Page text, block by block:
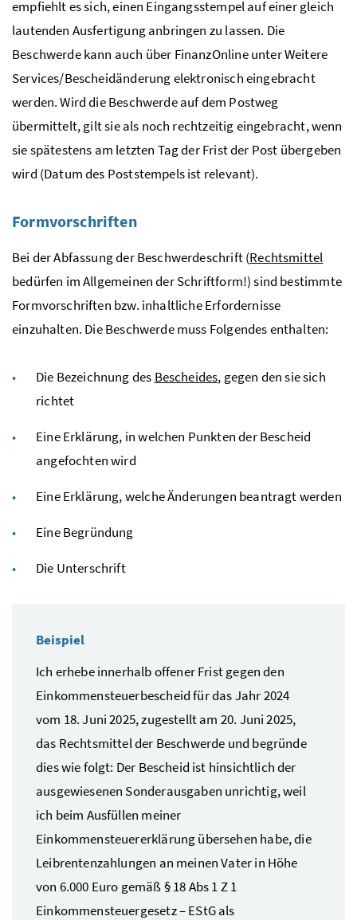
empfiehlt es sich, einen Eingangsstempel auf einer gleich
lautenden Ausfertigung anbringen zu lassen. Die
Beschwerde kann auch über FinanzOnline unter Weitere
Services/Bescheidänderung elektronisch eingebracht
werden. Wird die Beschwerde auf dem Postweg
übermittelt, gilt sie als noch rechtzeitig eingebracht, wenn
sie spätestens am letzten Tag der Frist der Post übergeben
wird (Datum des Poststempels ist relevant).
Formvorschriften
Bei der Abfassung der Beschwerdeschrift (Rechtsmittel
bedürfen im Allgemeinen der Schriftform!) sind bestimmte
Formvorschriften bzw. inhaltliche Erfordernisse
einzuhalten. Die Beschwerde muss Folgendes enthalten:
Die Bezeichnung des Bescheides, gegen den sie sich
richtet
Eine Erklärung, in welchen Punkten der Bescheid
angefochten wird
Eine Erklärung, welche Änderungen beantragt werden
Eine Begründung
Die Unterschrift
Beispiel
Ich erhebe innerhalb offener Frist gegen den
Einkommensteuerbescheid für das Jahr 2024
vom 18. Juni 2025, zugestellt am 20. Juni 2025,
das Rechtsmittel der Beschwerde und begründe
dies wie folgt: Der Bescheid ist hinsichtlich der
ausgewiesenen Sonderausgaben unrichtig, weil
ich beim Ausfüllen meiner
Einkommensteuererklärung übersehen habe, die
Leibrentenzahlungen an meinen Vater in Höhe
von 6.000 Euro gemäß § 18Abs1Z1
Einkommensteuergesetz – EStG als